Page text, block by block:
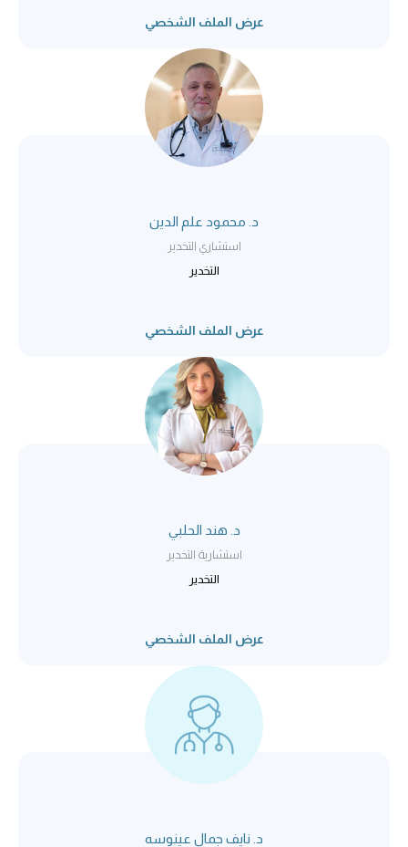
عرض الملف الشخصي
د. محمود علم الدين
استشاري التخدير
التخدير
عرض الملف الشخصي
د. هند الحلبي
استشارية التخدير
التخدير
عرض الملف الشخصي
د. نايف جمال عينوسه